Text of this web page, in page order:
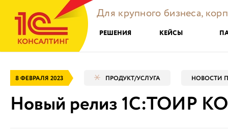
Для крупного бизнеса,
РЕШЕНИЯ КЕЙСЫ
8 ФЕВРАЛЯ 2023 ПРОДУКТ/УСЛУГА НОВОСТИ
Новый релиз 1С:ТОИР